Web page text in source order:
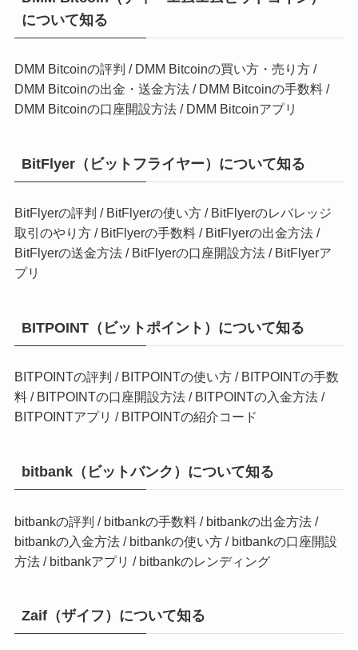
について知る
DMM Bitcoinの評判 / DMM Bitcoinの買い方・売り方/
DMM Bitcoinの出金・送金方法/ DMM Bitcoinの手数料/
DMM Bitcoinの口座開設方法/ DMM Bitcoinアプリ
BitFlyer（ビットフライヤー）について知る
BitFlyerの評判 / BitFlyerの使い方 / BitFlyerのレバレッジ
取引のやり方/ BitFlyerの手数料/ BitFlyerの出金方法/
BitFlyerの送金方法/ BitFlyerの口座開設方法/ BitFlyerア
プリ
BITPOINT（ビットポイント）について知る
BITPOINTの評判 / BITPOINTの使い方/ BITPOINTの手数
料/ BITPOINTの口座開設方法/ BITPOINTの入金方法/
BITPOINTアプリ / BITPOINTの紹介コード
bitbank（ビットバンク）について知る
bitbankの評判 / bitbankの手数料/ bitbankの出金方法/
bitbankの入金方法/ bitbankの使い方/ bitbankの口座開設
方法/ bitbankアプリ / bitbankのレンディング
Zaif（ザイフ）について知る